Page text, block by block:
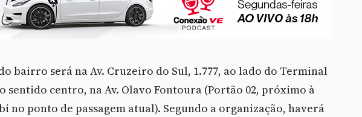
bairro será na Av. Cruzeiro do Sul, 1.777, ao lado do Terminal
sentido centro, na Av. Olavo Fontoura (Portão 02, próximo à
no ponto de passagem atual). Segundo a organização, haverá